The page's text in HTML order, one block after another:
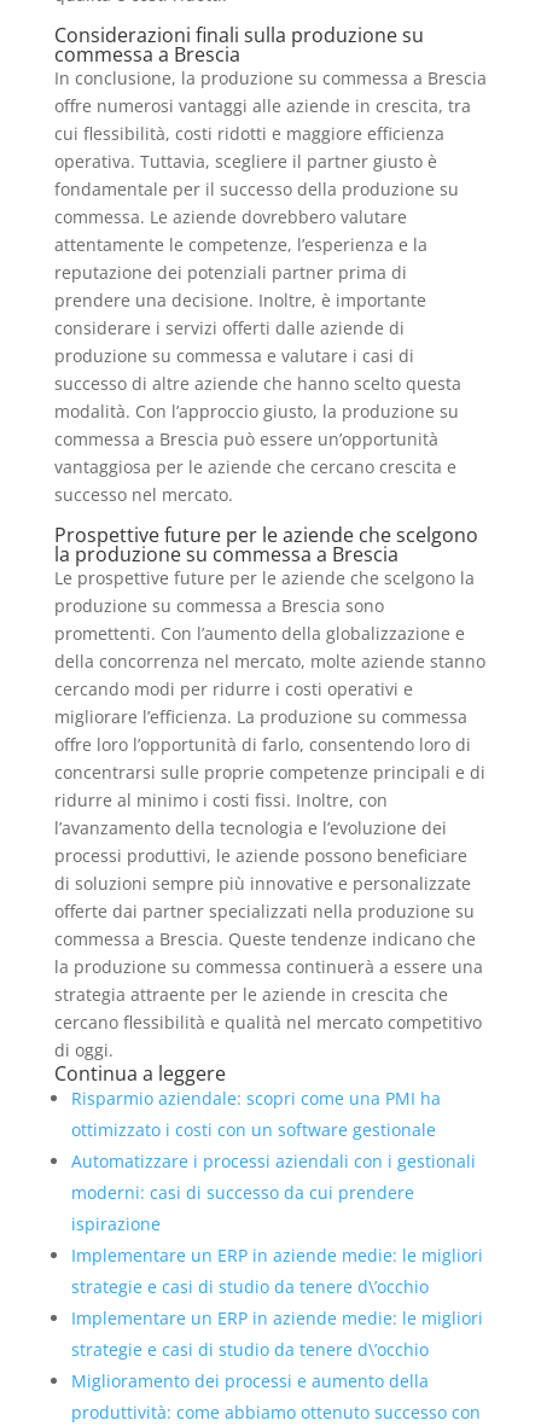
Considerazioni finali sulla produzione su
commessa a Brescia
In conclusione, la produzione su commessa a Brescia
offre numerosi vantaggi alle aziende in crescita, tra
cui flessibilità, costi ridotti e maggiore efficienza
operativa. Tuttavia, scegliere il partner giusto è
fondamentale per il successo della produzione su
commessa. Le aziende dovrebbero valutare
attentamente le competenze, l’esperienza e la
reputazione dei potenziali partner prima di
prendere una decisione. Inoltre, è importante
considerare i servizi offerti dalle aziende di
produzione su commessa e valutare i casi di
successo di altre aziende che hanno scelto questa
modalità. Con l’approccio giusto, la produzione su
commessa a Brescia può essere un’opportunità
vantaggiosa per le aziende che cercano crescita e
successo nel mercato.
Prospettive future per le aziende che scelgono
la produzione su commessa a Brescia
Le prospettive future per le aziende che scelgono la
produzione su commessa a Brescia sono
promettenti. Con l’aumento della globalizzazione e
della concorrenza nel mercato, molte aziende stanno
cercando modi per ridurre i costi operativi e
migliorare l’efficienza. La produzione su commessa
offre loro l’opportunità di farlo, consentendo loro di
concentrarsi sulle proprie competenze principali e di
ridurre al minimo i costi fissi. Inoltre, con
l’avanzamento della tecnologia e l’evoluzione dei
processi produttivi, le aziende possono beneficiare
di soluzioni sempre più innovative e personalizzate
offerte dai partner specializzati nella produzione su
commessa a Brescia. Queste tendenze indicano che
la produzione su commessa continuerà a essere una
strategia attraente per le aziende in crescita che
cercano flessibilità e qualità nel mercato competitivo
di oggi.
Continua a leggere
Risparmio aziendale: scopri come una PMI ha
ottimizzato i costi con un software gestionale
Automatizzare i processi aziendali con i gestionali
moderni: casi di successo da cui prendere
ispirazione
Implementare un ERP in aziende medie: le migliori
strategie e casi di studio da tenere d\’occhio
Implementare un ERP in aziende medie: le migliori
strategie e casi di studio da tenere d\’occhio
Miglioramento dei processi e aumento della
produttività: come abbiamo ottenuto successo con